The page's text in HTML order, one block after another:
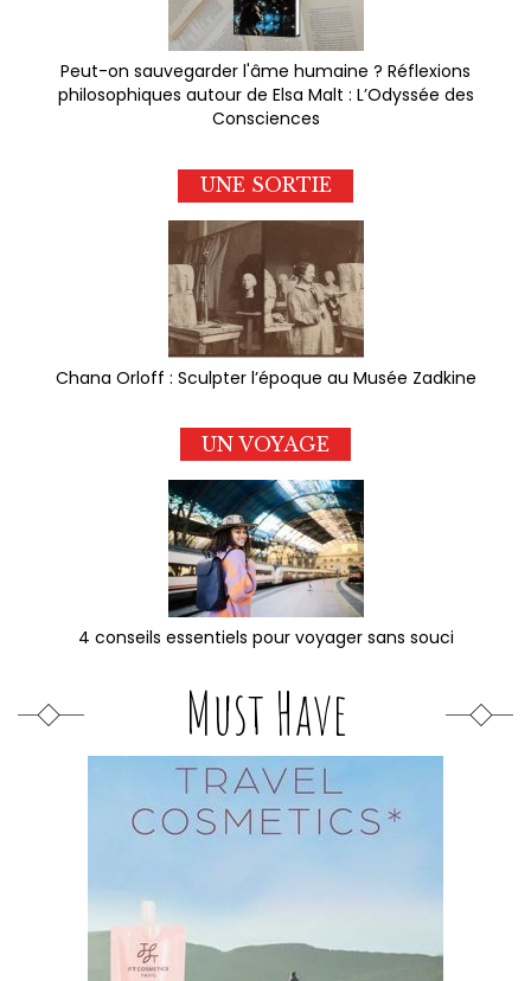
Peut-on sauvegarder l'âme humaine ? Réflexions
philosophiques autour de Elsa Malt : L’Odyssée des
Consciences
UNE SORTIE
Chana Orloff : Sculpter l’époque au Musée Zadkine
UN VOYAGE
4 conseils essentiels pour voyager sans souci
Must Have